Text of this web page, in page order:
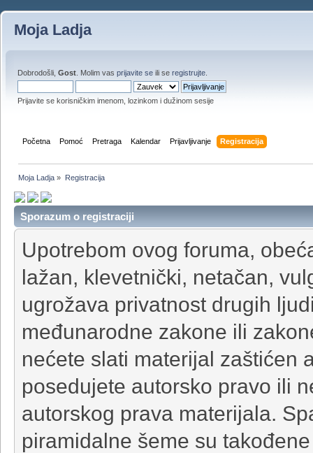
Moja Ladja
Dobrodošli, Gost . Molim vas prijavite se ili se registrujte
Prijavite se korisničkim imenom, lozinkom i dužinom sesije
Početna Pomoć Pretraga Kalendar Prijavljivanje Registracija
Moja Ladja » Registracija
Sporazum o registraciji
Upotrebom ovog foruma,
lažan, klevetnički, netačan,
ugrožava privatnost drugih
međunarodne zakone ili
nećete slati materijal zaštićen
posedujete autorsko pravo ili
autorskog prava materijala.
piramidalne šeme su